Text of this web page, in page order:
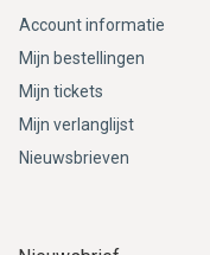
Account informatie
Mijn bestellingen
Mijn tickets
Mijn verlanglijst
Nieuwsbrieven